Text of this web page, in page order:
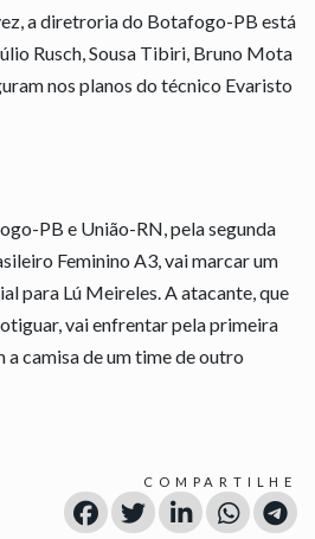
a diretroria do Botafogo-PB está
Rusch, Sousa Tibiri, Bruno Mota
nos planos do técnico Evaristo
PB e União-RN, pela segunda
Feminino A3, vai marcar um
para Lú Meireles. A atacante, que
vai enfrentar pela primeira
a camisa de um time de outro
COMPARTILHE